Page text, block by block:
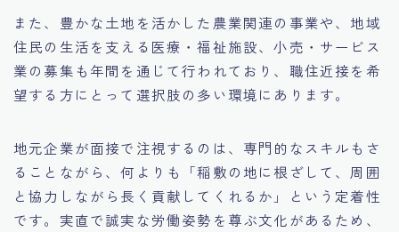
また、豊かな土地を活かした農業関連の事業や、地域
住民の生活を支える医療・福祉施設、小売・サービス
業の募集も年間を通じて行われており、職住近接を希
望する方にとって選択肢の多い環境にあります。
地元企業が面接で注視するのは、専門的なスキルもさ
ることながら、何よりも「稲敷の地に根ざして、周囲
と協力しながら長く貢献してくれるか」という定着性
です。実直で誠実な労働姿勢を尊ぶ文化があるため、